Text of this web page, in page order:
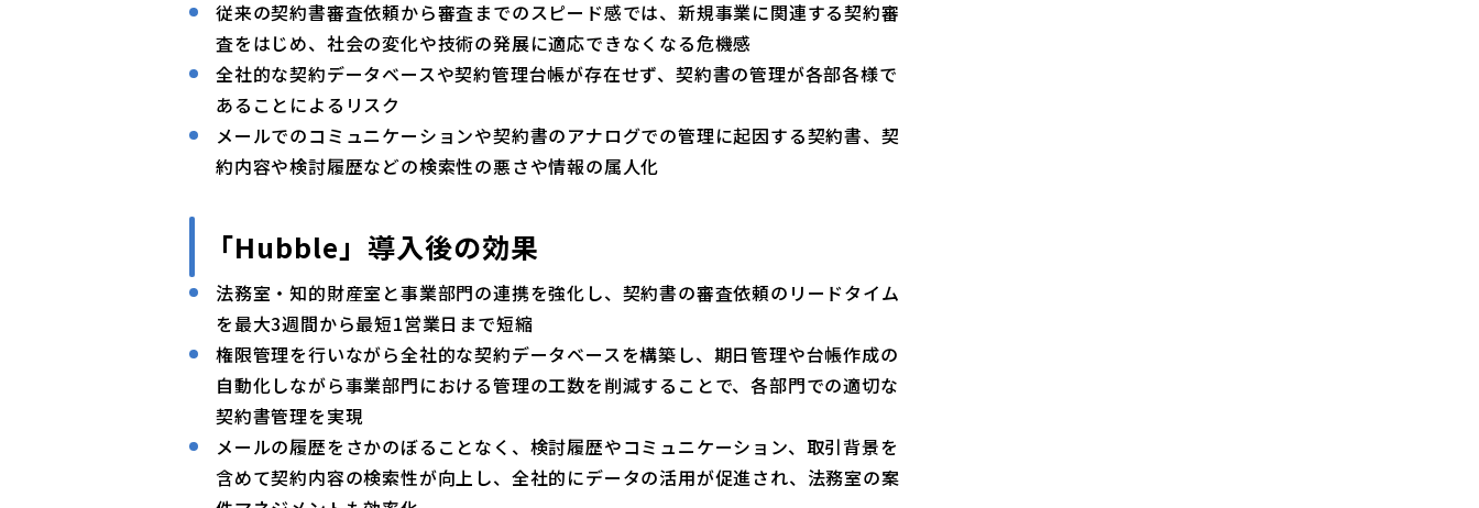
従来の契約書審査依頼から審査までのスピード感では、新規事業に関連する契約審
査をはじめ、社会の変化や技術の発展に適応できなくなる危機感
全社的な契約データベースや契約管理台帳が存在せず、契約書の管理が各部各様で
あることによるリスク
メールでのコミュニケーションや契約書のアナログでの管理に起因する契約書、契
約内容や検討履歴などの検索性の悪さや情報の属人化
「Hubble」導入後の効果
法務室・知的財産室と事業部門の連携を強化し、契約書の審査依頼のリードタイム
を最大3週間から最短1営業日まで短縮
権限管理を行いながら全社的な契約データベースを構築し、期日管理や台帳作成の
自動化しながら事業部門における管理の工数を削減することで、各部門での適切な
契約書管理を実現
メールの履歴をさかのぼることなく、検討履歴やコミュニケーション、取引背景を
含めて契約内容の検索性が向上し、全社的にデータの活用が促進され、法務室の案